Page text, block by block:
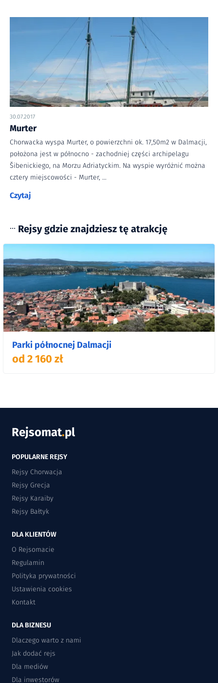
30.07.2017
Murter
Chorwacka wyspa Murter, o powierzchni ok. 17,50m2 w Dalmacji,
położona jest w północno - zachodniej części archipelagu
Šibenickiego, na Morzu Adriatyckim. Na wyspie wyróżnić można
cztery miejscowości - Murter, …
Czytaj
••• Rejsy gdzie znajdziesz tę atrakcję
Parki północnej Dalmacji
od 2 160 zł
Rejsomat.pl
POPULARNE REJSY
Rejsy Chorwacja
Rejsy Grecja
Rejsy Karaiby
Rejsy Bałtyk
DLA KLIENTÓW
O Rejsomacie
Regulamin
Polityka prywatności
Ustawienia cookies
Kontakt
DLA BIZNESU
Dlaczego warto z nami
Jak dodać rejs
Dla mediów
Dla inwestorów